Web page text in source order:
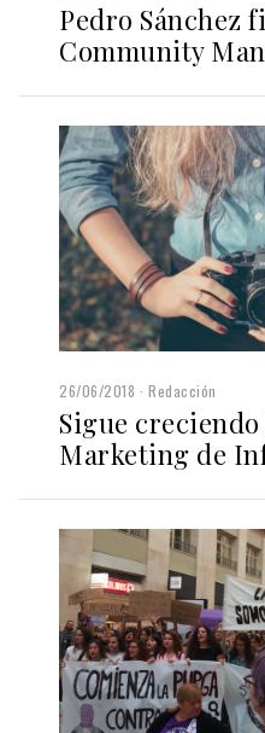
Pedro Sánchez
Community
26/06/2018 Redacción
Sigue
Marketing de